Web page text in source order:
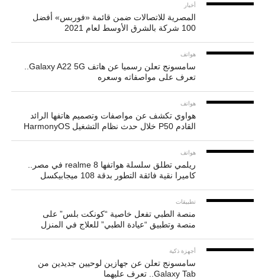
أخبار
المصرية للاتصالات ضمن قائمة «فوربس» أفضل
100 شركة بالشرق الأوسط لعام 2021
هواتف
تعرف على مواصفاته وسعره
هواتف
هواوي تكشف عن مواصفات وتصميم هاتفها الرائد
القادم P50 خلال حدث نظام التشغيل HarmonyOS
هواتف
ريلمي تطلق سلسلة هواتفها realme 8 في مصر..
كاميرا نقية فائقة التطور بدقة 108 ميجابيكسل
تطبيقات
منصة الطبي تفعل خاصية “كونكت بلس” على
منصة وتطبيق “عيادة الطبي” للعلاج في المنزل
أجهزة ذكية
سامسونج تعلن عن جهازين لوحيين جديدين من
Galaxy Tab.. تعرف عليهما